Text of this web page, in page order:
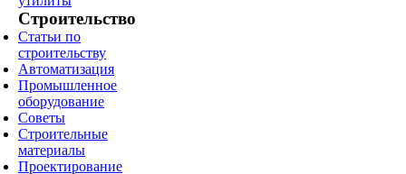
Строительство
Статьи по
строительству
Автоматизация
Промышленное
оборудование
Советы
Строительные
материалы
Проектирование